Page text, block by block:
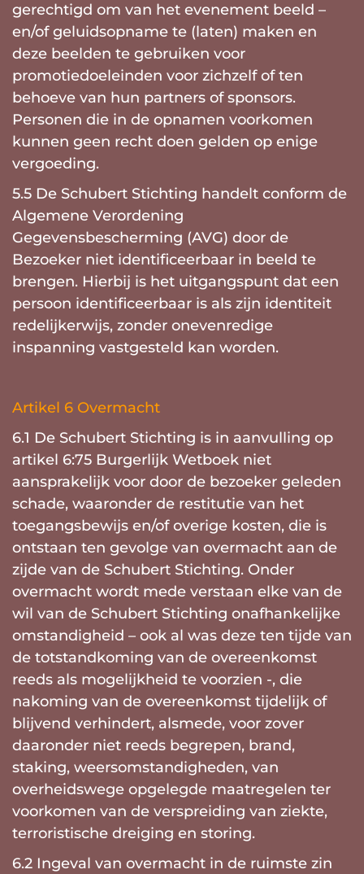
gerechtigd om van het evenement beeld –
en/of geluidsopname te (laten) maken en
deze beelden te gebruiken voor
promotiedoeleinden voor zichzelf of ten
behoeve van hun partners of sponsors.
Personen die in de opnamen voorkomen
kunnen geen recht doen gelden op enige
vergoeding.
5.5 De Schubert Stichting handelt conform de
Algemene Verordening
Gegevensbescherming (AVG) door de
Bezoeker niet identificeerbaar in beeld te
brengen. Hierbij is het uitgangspunt dat een
persoon identificeerbaar is als zijn identiteit
redelijkerwijs, zonder onevenredige
inspanning vastgesteld kan worden.
Artikel 6 Overmacht
6.1 De Schubert Stichting is in aanvulling op
artikel 6:75 Burgerlijk Wetboek niet
aansprakelijk voor door de bezoeker geleden
schade, waaronder de restitutie van het
toegangsbewijs en/of overige kosten, die is
ontstaan ten gevolge van overmacht aan de
zijde van de Schubert Stichting. Onder
overmacht wordt mede verstaan elke van de
wil van de Schubert Stichting onafhankelijke
omstandigheid – ook al was deze ten tijde van
de totstandkoming van de overeenkomst
reeds als mogelijkheid te voorzien -, die
nakoming van de overeenkomst tijdelijk of
blijvend verhindert, alsmede, voor zover
daaronder niet reeds begrepen, brand,
staking, weersomstandigheden, van
overheidswege opgelegde maatregelen ter
voorkomen van de verspreiding van ziekte,
terroristische dreiging en storing.
6.2 Ingeval van overmacht in de ruimste zin